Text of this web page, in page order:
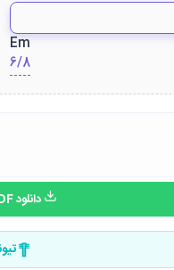
Em
6/8
دانلود PDF این آکورد